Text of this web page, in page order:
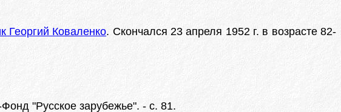
Георгий Коваленко. Скончался 23 апреля 1952 г. в возрасте 82-
"Русское зарубежье". - с. 81.